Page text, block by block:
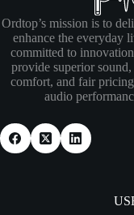
Ordtop’s mission is to
enhance the everyday
committed to
provide superior
comfort, and fair
audio